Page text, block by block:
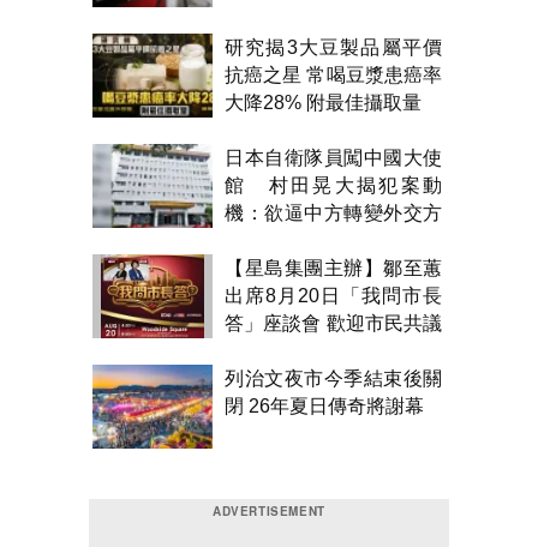
研究揭3大豆製品屬平價
抗癌之星 常喝豆漿患癌率
大降28% 附最佳攝取量
日本自衛隊員闖中國大使
館 村田晃大揭犯案動
機：欲逼中方轉變外交方
【星島集團主辦】鄒至蕙
出席8月20日「我問市長
答」座談會 歡迎市民共議
列治文夜市今季結束後關
閉 26年夏日傳奇將謝幕